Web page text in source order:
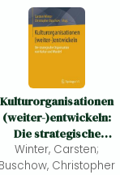
Kulturorganisationen
(weiter-)entwickeln:
Die strategische
Organisation von
Kultur und Wandel
Winter, Carsten;
Buschow, Christopher